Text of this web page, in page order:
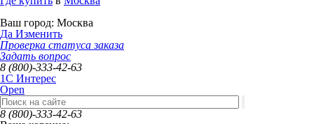
Ваш город: Москва
Да Изменить
Проверка статуса заказа
Задать вопрос
8 (800)-333-42-63
1C Интерес
Open
8 (800)-333-42-63